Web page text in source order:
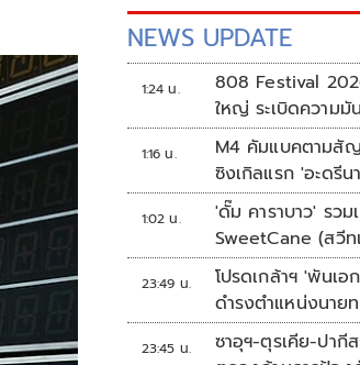
NEWS UPDATE
1:24 น.
808 Festival
ใหญ่ ระเบิดความ
ต.ค.นี้
1:16 น.
M4 คัมแบคตามสั
ซิงเกิลแรก 'อะดรี
1:02 น.
'ดั๊ม คาราบาว' รว
SweetCane (สวีท
23:49 น.
โปรดเกล้าฯ 'พันเ
ดำรงตำแหน่งนาย
พระราชทานยศ 'พ
23:45 น.
ซาอุฯ-ตุรเคีย-ปากี